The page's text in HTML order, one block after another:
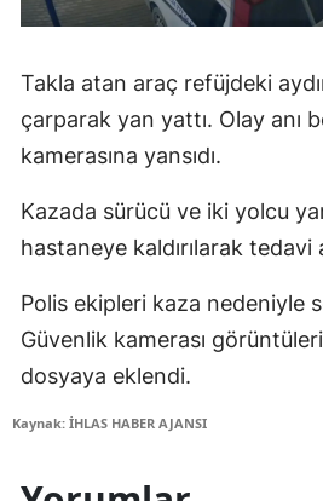
Takla atan araç refüjdeki
çarparak yan yattı. Olay anı
kamerasına yansıdı.
Kazada sürücü ve iki yolcu
hastaneye kaldırılarak tedavi
Polis ekipleri kaza nedeniyle
Güvenlik kamerası
dosyaya eklendi.
Kaynak: İHLAS HABER AJANSI